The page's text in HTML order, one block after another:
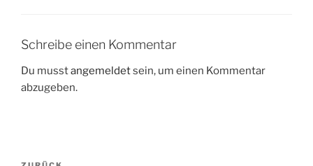
Schreibe einen Kommentar
Du musstangemeldetsein, um einen Kommentar
abzugeben.
Beitragsnavigation